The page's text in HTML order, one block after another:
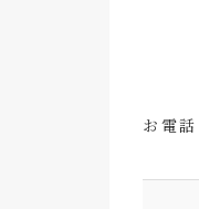
お電